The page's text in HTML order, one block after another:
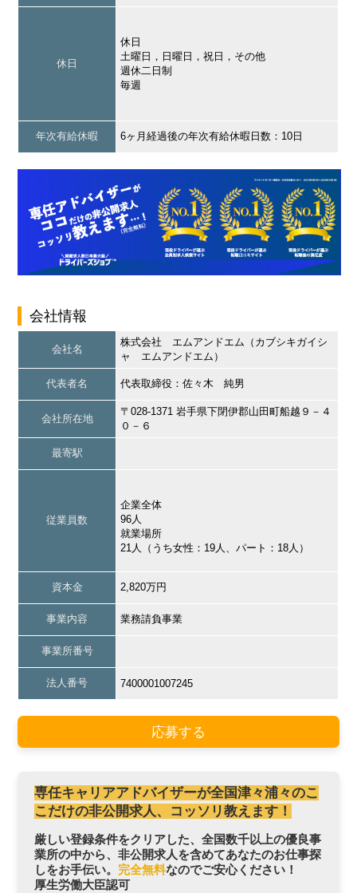
休日
休日
土曜日，日曜日，祝日，その他
週休二日制
毎週
年次有給休暇 6ヶ月経過後の年次有給休暇日数：10日
会社情報
会社名
株式会社 エムアンドエム（カブシキガイシ
ャ エムアンドエム）
代表者名 代表取締役：佐々木 純男
会社所在地
〒028-1371 岩手県下閉伊郡山田町船越９－４
０－６
最寄駅
従業員数
企業全体
96人
就業場所
21人（うち女性：19人、パート：18人）
資本金 2,820万円
事業内容 業務請負事業
事業所番号
法人番号 7400001007245
応募する
専任キャリアアドバイザーが全国津々浦々のこ
こだけの非公開求人、コッソリ教えます！
厳しい登録条件をクリアした、全国数千以上の優良事
業所の中から、非公開求人を含めてあなたのお仕事探
しをお手伝い。 完全無料なのでご安心ください！
厚生労働大臣認可